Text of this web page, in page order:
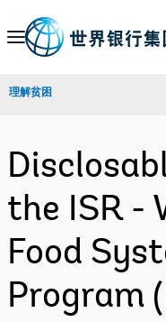
Skip
Navigation
理解贫困
the ISR -
Food
Program